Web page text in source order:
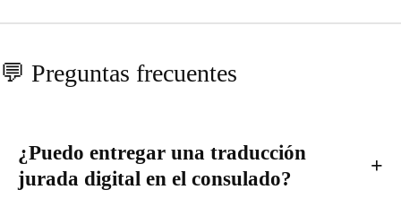
💬 Preguntas frecuentes
¿Puedo entregar una traducción
jurada digital en el consulado?